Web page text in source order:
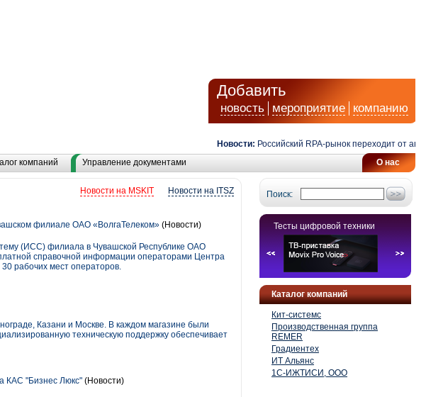
Добавить
новость мероприятие компанию
Новости: Российский RPA-рынок переходит от
О нас
компаний Управление документами
Поиск:
Тесты цифровой техники
Каталог компаний
Кит-системс
Производственная группа
REMER
Градиентех
ИТ Альянс
1С-ИЖТИСИ, ООО
Новости на ITSZ
Новости на MSKIT
филиале ОАО «ВолгаТелеком» (Новости)
(ИСС) филиала в Чувашской Республике ОАО
справочной информации операторами Центра
рабочих мест операторов.
Казани и Москве. В каждом магазине были
техническую поддержку обеспечивает
КАС "Бизнес Люкс" (Новости)